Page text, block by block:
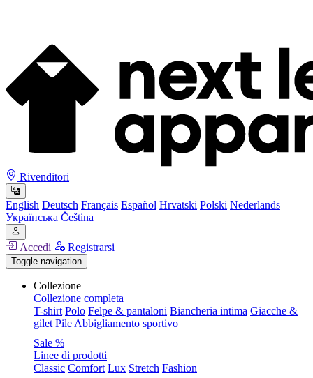
Rivenditori
English Deutsch Français Español Hrvatski Polski Nederlands
Українська Čeština
Accedi Registrarsi
Toggle navigation
Collezione
Collezione completa
T-shirt Polo Felpe & pantaloni Biancheria intima Giacche &
gilet Pile Abbigliamento sportivo
Sale %
Linee di prodotti
Classic Comfort Lux Stretch Fashion